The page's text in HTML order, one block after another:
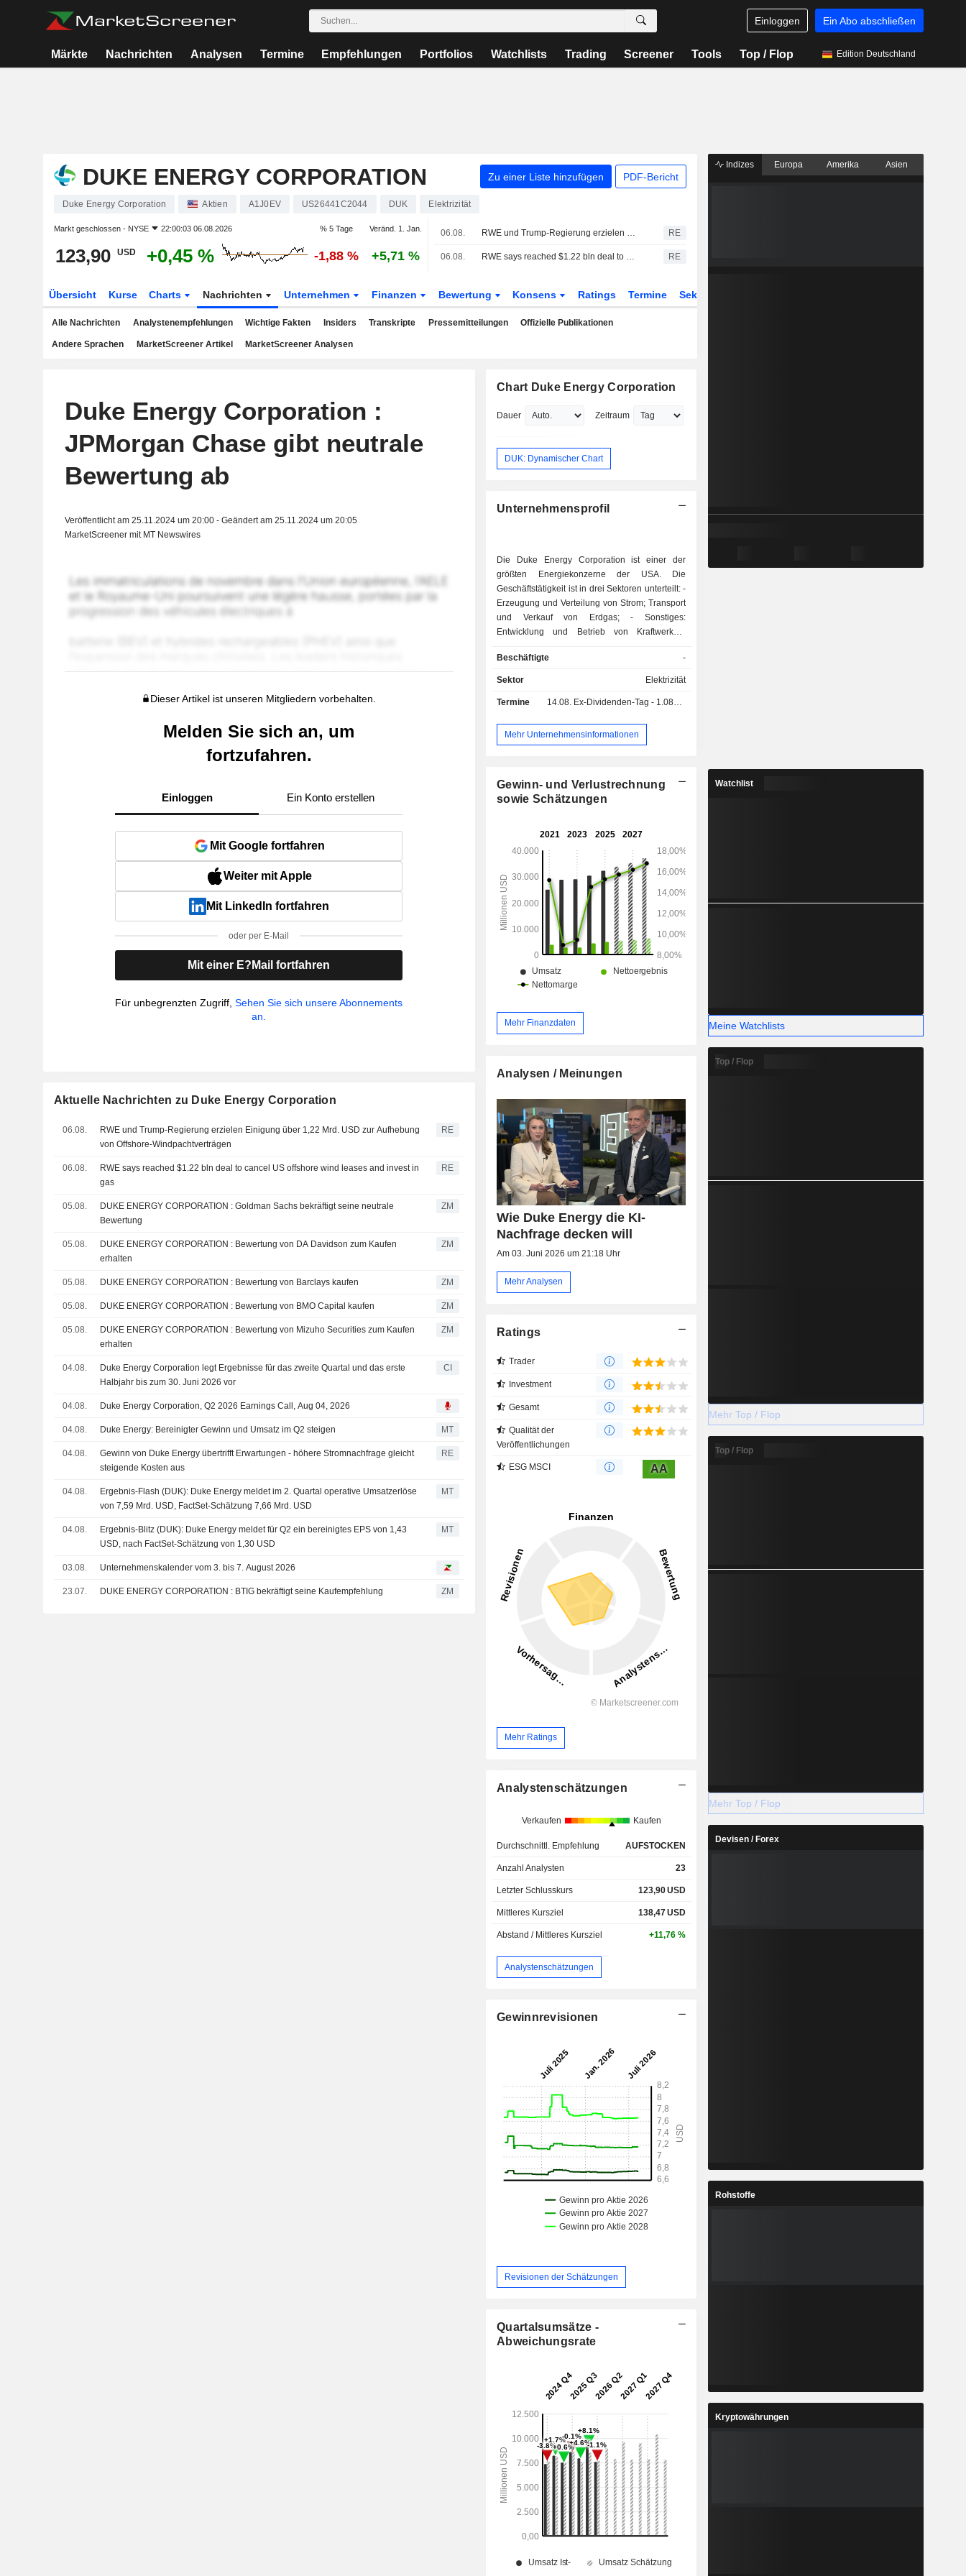
Einloggen Ein Abo abschließen
Märkte Nachrichten Analysen Termine Empfehlungen Portfolios Watchlists Trading Screener Tools Top / Flop Edition Deutschland
DUKE ENERGY CORPORATION Zu einer Liste hinzufügen PDF-Bericht
Duke Energy Corporation Aktien A1J0EV US26441C2044 DUK Elektrizität
Markt geschlossen - NYSE 22:00:03 06.08.2026 % 5 Tage Veränd. 1. Jan.
123,90 USD +0,45 % -1,88 % +5,71 %
06.08. RWE und Trump-Regierung erzielen Einigung über 1,22 Mrd. USD zur Aufhebung von Offshore-Windpachtverträgen RE
06.08. RWE says reached $1.22 bln deal to cancel US offshore wind leases and invest in gas RE
Übersicht Kurse Charts Nachrichten Unternehmen Finanzen Bewertung Konsens Ratings Termine Sektor
Alle Nachrichten Analystenempfehlungen Wichtige Fakten Insiders Transkripte Pressemitteilungen Offizielle Publikationen
Andere Sprachen MarketScreener Artikel MarketScreener Analysen
Duke Energy Corporation :
JPMorgan Chase gibt neutrale
Bewertung ab
Veröffentlicht am 25.11.2024 um 20:00 - Geändert am 25.11.2024 um 20:05
MarketScreener mit MT Newswires
Dieser Artikel ist unseren Mitgliedern vorbehalten.
Melden Sie sich an, um
fortzufahren.
Einloggen Ein Konto erstellen
Mit Google fortfahren
Weiter mit Apple
Mit LinkedIn fortfahren
oder per E-Mail
Mit einer E?Mail fortfahren
Für unbegrenzten Zugriff,Sehen Sie sich unsere Abonnements
an.
Aktuelle Nachrichten zu Duke Energy Corporation
06.08.
RWE und Trump-Regierung erzielen Einigung über 1,22 Mrd. USD zur Aufhebung
von Offshore-Windpachtverträgen
RE
06.08.
RWE says reached $1.22 bln deal to cancel US offshore wind leases and invest in
gas
RE
05.08.
DUKE ENERGY CORPORATION : Goldman Sachs bekräftigt seine neutrale
Bewertung
ZM
05.08.
DUKE ENERGY CORPORATION : Bewertung von DA Davidson zum Kaufen
erhalten
ZM
05.08. DUKE ENERGY CORPORATION : Bewertung von Barclays kaufen ZM
05.08. DUKE ENERGY CORPORATION : Bewertung von BMO Capital kaufen ZM
05.08.
DUKE ENERGY CORPORATION : Bewertung von Mizuho Securities zum Kaufen
erhalten
ZM
04.08.
Duke Energy Corporation legt Ergebnisse für das zweite Quartal und das erste
Halbjahr bis zum 30. Juni 2026 vor
CI
04.08. Duke Energy Corporation, Q2 2026 Earnings Call, Aug 04, 2026
04.08. Duke Energy: Bereinigter Gewinn und Umsatz im Q2 steigen MT
04.08.
Gewinn von Duke Energy übertrifft Erwartungen - höhere Stromnachfrage gleicht
steigende Kosten aus
RE
04.08.
Ergebnis-Flash (DUK): Duke Energy meldet im 2. Quartal operative Umsatzerlöse
von 7,59 Mrd. USD, FactSet-Schätzung 7,66 Mrd. USD
MT
04.08.
Ergebnis-Blitz (DUK): Duke Energy meldet für Q2 ein bereinigtes EPS von 1,43
USD, nach FactSet-Schätzung von 1,30 USD
MT
03.08. Unternehmenskalender vom 3. bis 7. August 2026
23.07. DUKE ENERGY CORPORATION : BTIG bekräftigt seine Kaufempfehlung ZM
Chart Duke Energy Corporation
Dauer Zeitraum
DUK: Dynamischer Chart
Unternehmensprofil
Die Duke Energy Corporation ist einer der
größten Energiekonzerne der USA. Die
Geschäftstätigkeit ist in drei Sektoren unterteilt: -
Erzeugung und Verteilung von Strom; Transport
und Verkauf von Erdgas; - Sonstiges:
Entwicklung und Betrieb von Kraftwerken,
Immobilienprojekten usw.
Beschäftigte -
Sektor Elektrizität
Termine 14.08. Ex-Dividenden-Tag - 1.085 USD
Mehr Unternehmensinformationen
Gewinn- und Verlustrechnung
sowie Schätzungen
Mehr Finanzdaten
Analysen / Meinungen
Wie Duke Energy die KI-
Nachfrage decken will
Am 03. Juni 2026 um 21:18 Uhr
Mehr Analysen
Ratings
Trader
Investment
Gesamt
Qualität der
Veröffentlichungen
ESG MSCI AA
Mehr Ratings
Analystenschätzungen
Verkaufen Kaufen
Durchschnittl. Empfehlung AUFSTOCKEN
Anzahl Analysten 23
Letzter Schlusskurs 123,90USD
Mittleres Kursziel 138,47USD
Abstand / Mittleres Kursziel +11,76 %
Analystenschätzungen
Gewinnrevisionen
Revisionen der Schätzungen
Quartalsumsätze -
Abweichungsrate
Indizes Europa Amerika Asien
Watchlist
Meine Watchlists
Top / Flop
Mehr Top / Flop
Top / Flop
Mehr Top / Flop
Devisen / Forex
Rohstoffe
Kryptowährungen